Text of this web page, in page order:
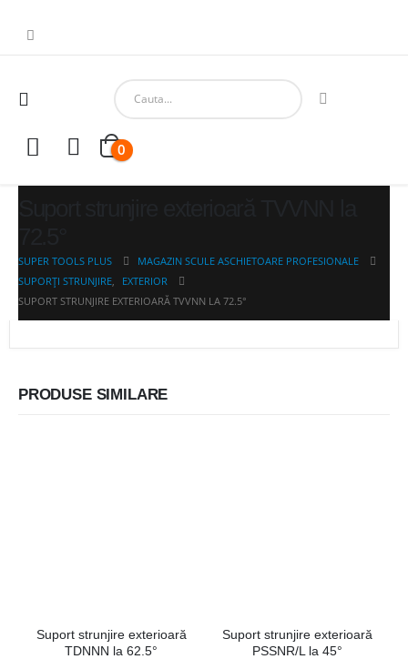
0
SUPER TOOLS PLUS
MAGAZIN SCULE ASCHIETOARE PROFESIONALE
SUPORȚI STRUNJIRE
EXTERIOR
SUPORT STRUNJIRE EXTERIOARĂ TVVNN LA 72.5°
PRODUSE SIMILARE
Suport strunjire exterioară
TDNNN la 62.5°
Suport strunjire exterioară
PSSNR/L la 45°